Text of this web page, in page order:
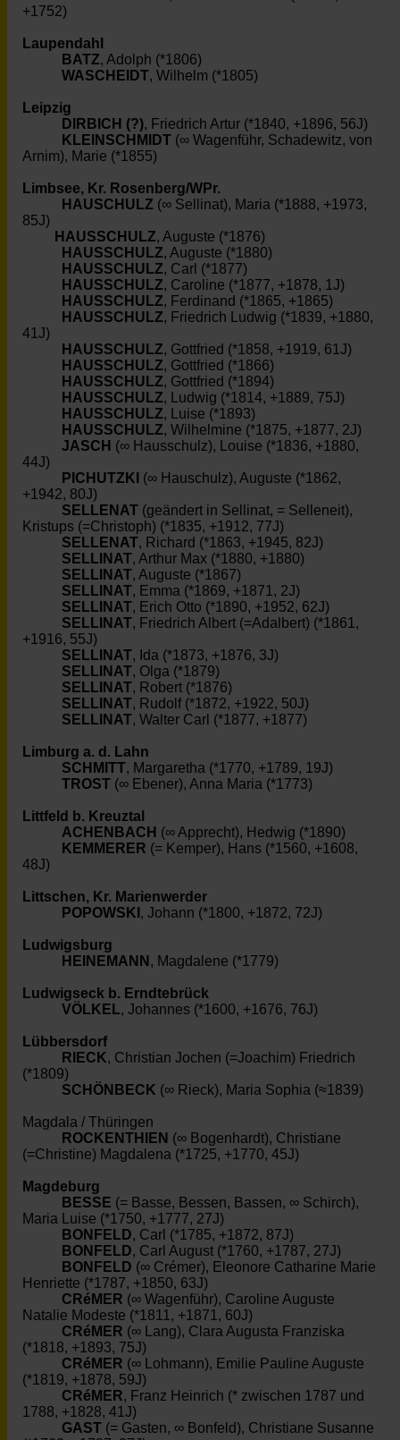
+1752)
Laupendahl
BATZ, Adolph (*1806)
WASCHEIDT, Wilhelm (*1805)
Leipzig
DIRBICH (?), Friedrich Artur (*1840, +1896, 56J)
KLEINSCHMIDT (∞ Wagenführ, Schadewitz, von
Arnim), Marie (*1855)
Limbsee, Kr. Rosenberg/WPr.
HAUSCHULZ (∞ Sellinat), Maria (*1888, +1973,
85J)
HAUSSCHULZ, Auguste (*1876)
HAUSSCHULZ, Auguste (*1880)
HAUSSCHULZ, Carl (*1877)
HAUSSCHULZ, Caroline (*1877, +1878, 1J)
HAUSSCHULZ, Ferdinand (*1865, +1865)
HAUSSCHULZ, Friedrich Ludwig (*1839, +1880,
41J)
HAUSSCHULZ, Gottfried (*1858, +1919, 61J)
HAUSSCHULZ, Gottfried (*1866)
HAUSSCHULZ, Gottfried (*1894)
HAUSSCHULZ, Ludwig (*1814, +1889, 75J)
HAUSSCHULZ, Luise (*1893)
HAUSSCHULZ, Wilhelmine (*1875, +1877, 2J)
JASCH (∞ Hausschulz), Louise (*1836, +1880,
44J)
PICHUTZKI (∞ Hauschulz), Auguste (*1862,
+1942, 80J)
SELLENAT (geändert in Sellinat, = Selleneit),
Kristups (=Christoph) (*1835, +1912, 77J)
SELLENAT, Richard (*1863, +1945, 82J)
SELLINAT, Arthur Max (*1880, +1880)
SELLINAT, Auguste (*1867)
SELLINAT, Emma (*1869, +1871, 2J)
SELLINAT, Erich Otto (*1890, +1952, 62J)
SELLINAT, Friedrich Albert (=Adalbert) (*1861,
+1916, 55J)
SELLINAT, Ida (*1873, +1876, 3J)
SELLINAT, Olga (*1879)
SELLINAT, Robert (*1876)
SELLINAT, Rudolf (*1872, +1922, 50J)
SELLINAT, Walter Carl (*1877, +1877)
Limburg a. d. Lahn
SCHMITT, Margaretha (*1770, +1789, 19J)
TROST (∞ Ebener), Anna Maria (*1773)
Littfeld b. Kreuztal
ACHENBACH (∞ Apprecht), Hedwig (*1890)
KEMMERER (= Kemper), Hans (*1560, +1608,
48J)
Littschen, Kr. Marienwerder
POPOWSKI , Johann (*1800, +1872, 72J)
Ludwigsburg
HEINEMANN , Magdalene (*1779)
Ludwigseck b. Erndtebrück
VÖLKEL, Johannes (*1600, +1676, 76J)
Lübbersdorf
RIECK, Christian Jochen (=Joachim) Friedrich
(*1809)
SCHÖNBECK (∞ Rieck), Maria Sophia (≈1839)
Magdala / Thüringen
ROCKENTHIEN (∞ Bogenhardt), Christiane
(=Christine) Magdalena (*1725, +1770, 45J)
Magdeburg
BESSE (= Basse, Bessen, Bassen, ∞ Schirch),
Maria Luise (*1750, +1777, 27J)
BONFELD, Carl (*1785, +1872, 87J)
BONFELD, Carl August (*1760, +1787, 27J)
BONFELD (∞ Crémer), Eleonore Catharine Marie
Henriette (*1787, +1850, 63J)
CRéMER (∞ Wagenführ), Caroline Auguste
Natalie Modeste (*1811, +1871, 60J)
CRéMER (∞ Lang), Clara Augusta Franziska
(*1818, +1893, 75J)
CRéMER (∞ Lohmann), Emilie Pauline Auguste
(*1819, +1878, 59J)
CRéMER, Franz Heinrich (* zwischen 1787 und
1788, +1828, 41J)
GAST (= Gasten, ∞ Bonfeld), Christiane Susanne